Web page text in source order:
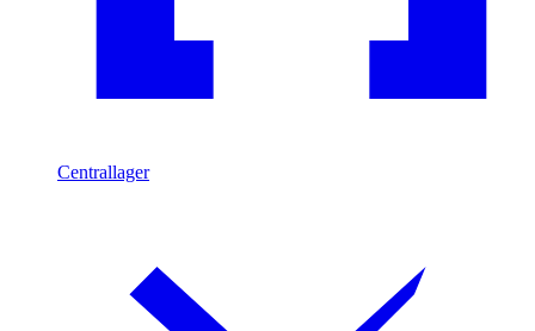
Centrallager